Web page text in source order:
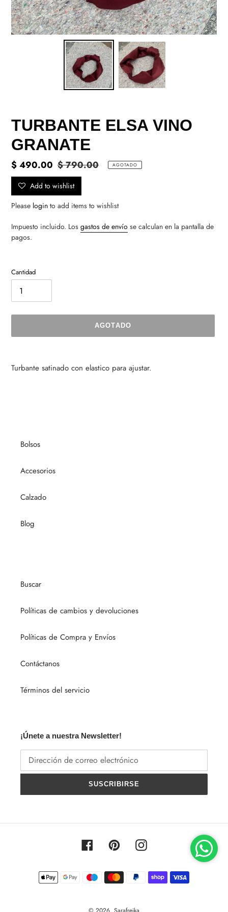
TURBANTE ELSA VINO
GRANATE
Precio
de
venta
$ 490.00 Precio
habitual
$ 790.00 AGOTADO
Add to wishlist
Please login to add items to wishlist
Impuesto incluido. Los gastos de envío se calculan en la pantalla de
pagos.
Cantidad
AGOTADO
el
producto
Turbante satinado con elastico para ajustar.
Bolsos
Accesorios
Calzado
Blog
Buscar
Políticas de cambios y devoluciones
Políticas de Compra y Envíos
Contáctanos
Términos del servicio
¡Únete a nuestra Newsletter!
SUSCRIBIRSE
FacebookPinterestInstagram
Métodos
de